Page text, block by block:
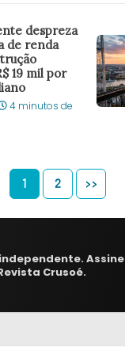
despreza
de renda
19 mil por
4 minutos de
1 2 >>
Assine
Crusoé.